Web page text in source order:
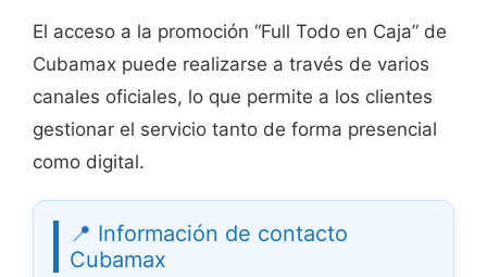
El acceso a la promoción “Full Todo en Caja” de
Cubamax puede realizarse a través de varios
canales oficiales, lo que permite a los clientes
gestionar el servicio tanto de forma presencial
como digital.
📍 Información de contacto
Cubamax